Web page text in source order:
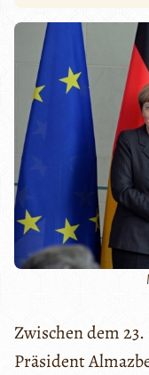
Zwischen dem
Präsident